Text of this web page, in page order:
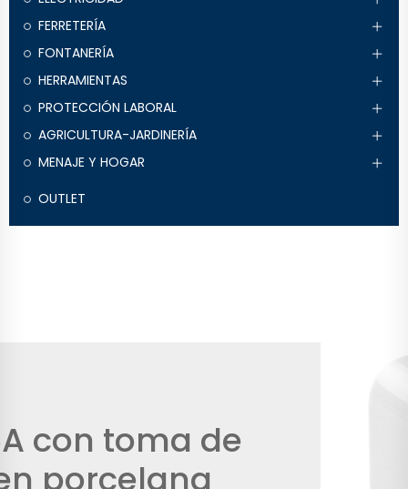
FERRETERÍA
FONTANERÍA
HERRAMIENTAS
PROTECCIÓN LABORAL
AGRICULTURA-JARDINERÍA
MENAJE Y HOGAR
OUTLET